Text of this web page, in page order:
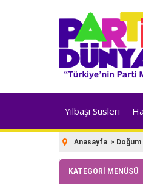
Yılbaşı Süsleri
Anasayfa > Doğum
KATEGORI MENÜSÜ